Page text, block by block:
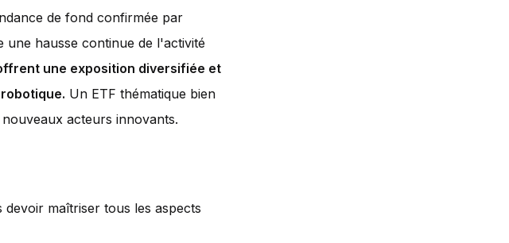
de fond confirmée par
une hausse continue de l'activité
une exposition diversifiée et
Un ETF thématique bien
acteurs innovants.
maîtriser tous les aspects